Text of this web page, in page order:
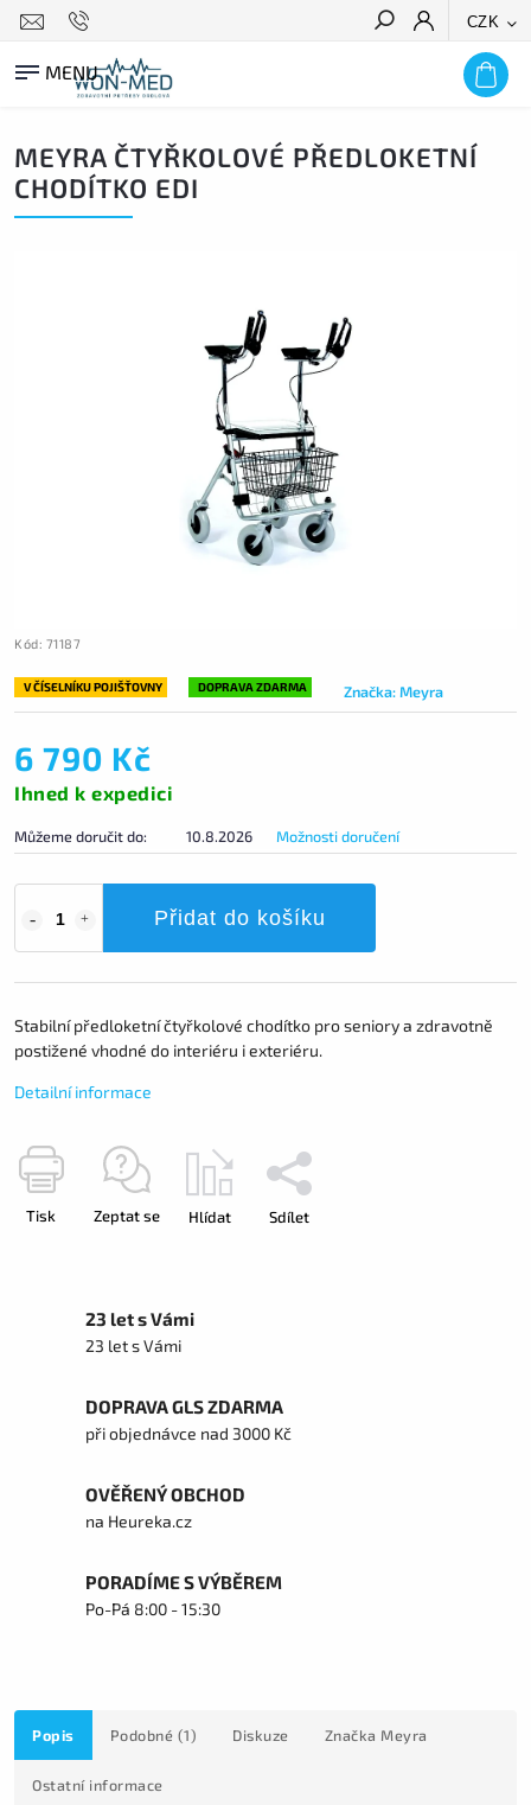
CZK
HLEDAT
MEYRA ČTYŘKOLOVÉ PŘEDLOKETNÍ
CHODÍTKO EDI
Kód: 71187
V ČÍSELNÍKU POJIŠŤOVNY DOPRAVA ZDARMA Značka:Meyra
6 790 Kč
Ihned k expedici
Můžeme doručit do: 10.8.2026 Možnosti doručení
Přidat do košíku
Stabilní předloketní čtyřkolové chodítko pro seniory a zdravotně
postižené vhodné do interiéru i exteriéru.
Detailní informace
Tisk Zeptat se Hlídat Sdílet
23 let s Vámi
23 let s Vámi
DOPRAVA GLS ZDARMA
při objednávce nad 3000 Kč
OVĚŘENÝ OBCHOD
na Heureka.cz
PORADÍME S VÝBĚREM
Po-Pá 8:00 - 15:30
Popis Podobné (1) Diskuze Značka Meyra
Ostatní informace